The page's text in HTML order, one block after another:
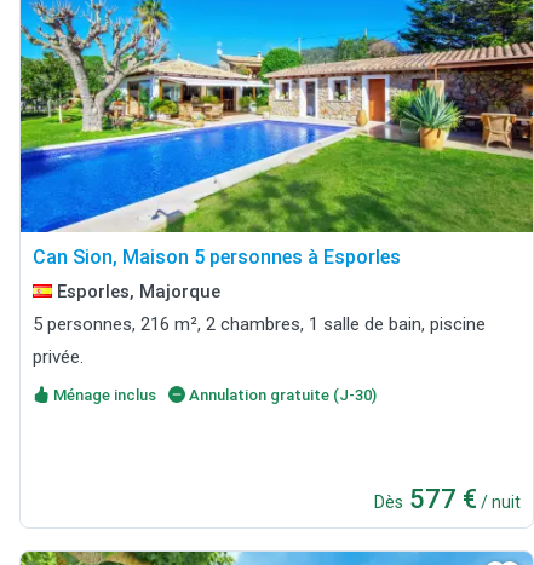
Can Sion, Maison 5 personnes à Esporles
Esporles, Majorque
5 personnes, 216 m², 2 chambres, 1 salle de bain, piscine
privée.
Ménage inclus Annulation gratuite (J-30)
Dès 577 € / nuit